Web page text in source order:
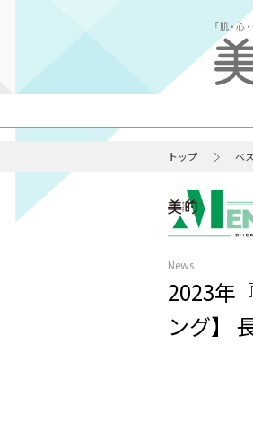
トップ ベ
News
2023年
ング】